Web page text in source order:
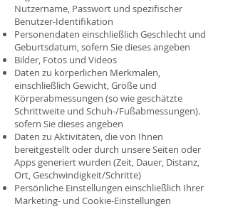
Nutzername, Passwort und spezifischer
Benutzer-Identifikation
Personendaten einschließlich Geschlecht und
Geburtsdatum, sofern Sie dieses angeben
Bilder, Fotos und Videos
Daten zu körperlichen Merkmalen,
einschließlich Gewicht, Größe und
Körperabmessungen (so wie geschätzte
Schrittweite und Schuh-/Fußabmessungen).
sofern Sie dieses angeben
Daten zu Aktivitäten, die von Ihnen
bereitgestellt oder durch unsere Seiten oder
Apps generiert wurden (Zeit, Dauer, Distanz,
Ort, Geschwindigkeit/Schritte)
Persönliche Einstellungen einschließlich Ihrer
Marketing- und Cookie-Einstellungen